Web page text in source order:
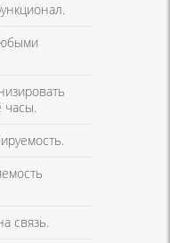
часы.
связь.